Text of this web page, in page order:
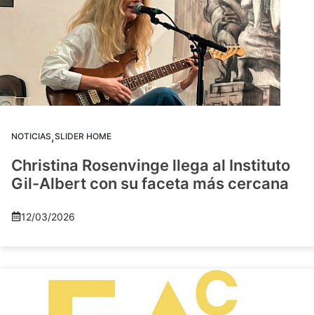
NOTICIAS,SLIDER HOME
Christina Rosenvinge llega al Instituto
Gil-Albert con su faceta más cercana
12/03/2026